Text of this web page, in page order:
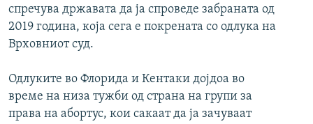
спречува државата да ја спроведе забраната од
2019 година, која сега е покрената со одлука на
Врховниот суд.
Одлуките во Флорида и Кентаки дојдоа во
време на низа тужби од страна на групи за
права на абортус, кои сакаат да ја зачуваат